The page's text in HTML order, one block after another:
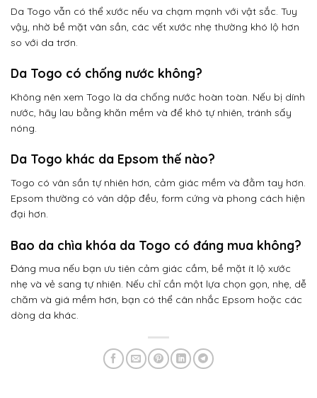
Da Togo vẫn có thể xước nếu va chạm mạnh với vật sắc. Tuy
vậy, nhờ bề mặt vân sần, các vết xước nhẹ thường khó lộ hơn
so với da trơn.
Da Togo có chống nước không?
Không nên xem Togo là da chống nước hoàn toàn. Nếu bị dính
nước, hãy lau bằng khăn mềm và để khô tự nhiên, tránh sấy
nóng.
Da Togo khác da Epsom thế nào?
Togo có vân sần tự nhiên hơn, cảm giác mềm và đằm tay hơn.
Epsom thường có vân dập đều, form cứng và phong cách hiện
đại hơn.
Bao da chìa khóa da Togo có đáng mua không?
Đáng mua nếu bạn ưu tiên cảm giác cầm, bề mặt ít lộ xước
nhẹ và vẻ sang tự nhiên. Nếu chỉ cần một lựa chọn gọn, nhẹ, dễ
chăm và giá mềm hơn, bạn có thể cân nhắc Epsom hoặc các
dòng da khác.